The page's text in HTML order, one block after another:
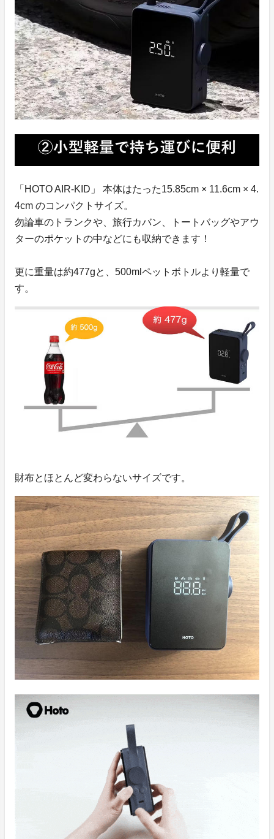
「HOTO AIR-KID」 本体はたった15.85cm × 11.6cm × 4.
4cm のコンパクトサイズ。
勿論車のトランクや、旅行カバン、トートバッグやアウ
ターのポケットの中などにも収納できます！
更に重量は約477gと、500mlペットボトルより軽量で
す。
財布とほとんど変わらないサイズです。